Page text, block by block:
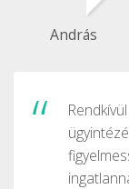
András